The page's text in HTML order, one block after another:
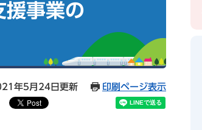
援事業の
年5月24日更新 印刷ページ表示